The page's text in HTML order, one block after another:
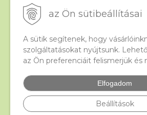
az Ön sütibeállításai
A sütik segítenek, hogy
szolgáltatásokat nyújtsunk.
az Ön preferenciáit felismerjük és
Elfogadom
Beállítások
Panasz, árucsere és
Beado
Kapcsolat
Gyakori kérdések
Facebook